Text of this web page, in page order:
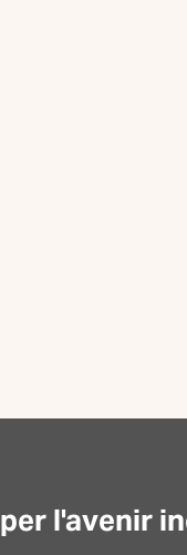
l'avenir